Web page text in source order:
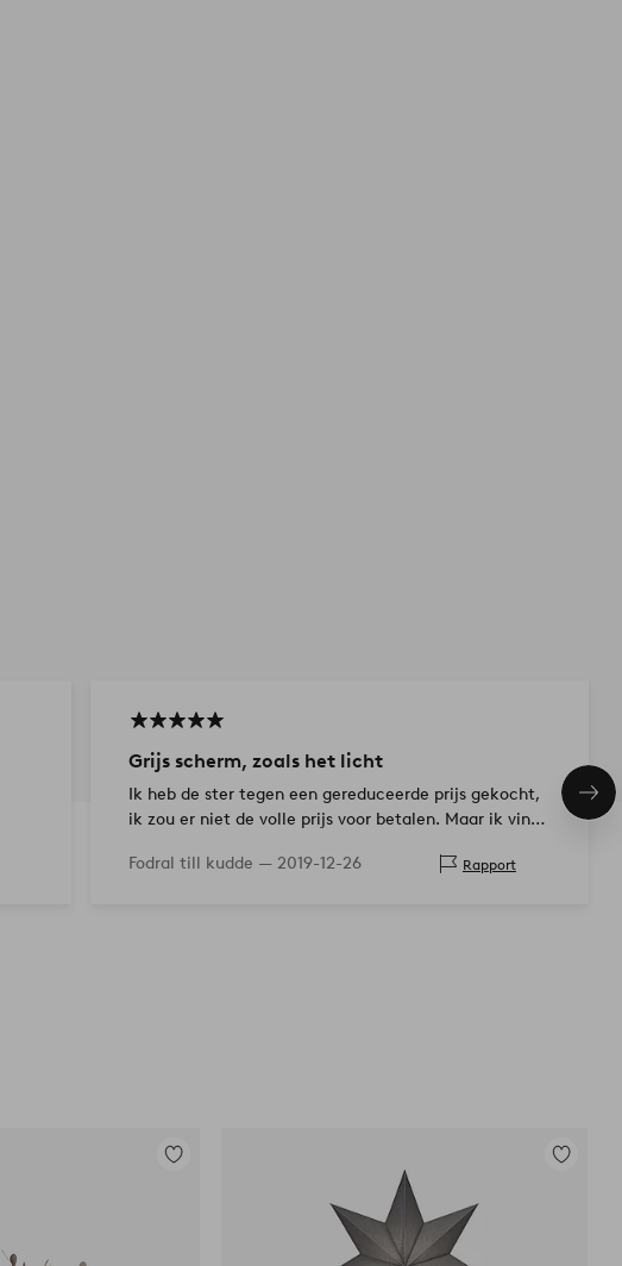
Grijs scherm, zoals het licht
Ik heb de ster tegen een gereduceerde prijs gekocht,
ik zou er niet de volle prijs voor betalen. Maar ik vind
Fodral till kudde — 2019-12-26 Rapport
Toevoegen